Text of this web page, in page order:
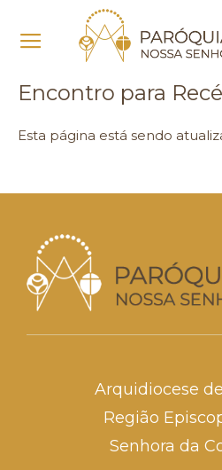
Encontro para Recém-Casados
Encontro para
Esta página está sendo
Arquidiocese
Região
Senhora da